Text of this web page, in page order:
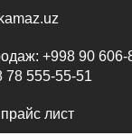
+998 90
78 555-55-51
лист